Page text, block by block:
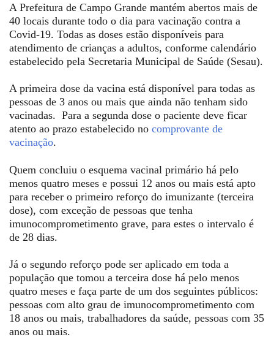
A Prefeitura de Campo Grande mantém abertos mais de
40 locais durante todo o dia para vacinação contra a
Covid-19. Todas as doses estão disponíveis para
atendimento de crianças a adultos, conforme calendário
estabelecido pela Secretaria Municipal de Saúde (Sesau).
A primeira dose da vacina está disponível para todas as
pessoas de 3 anos ou mais que ainda não tenham sido
vacinadas. Para a segunda dose o paciente deve ficar
atento ao prazo estabelecido no comprovante de
vacinação.
Quem concluiu o esquema vacinal primário há pelo
menos quatro meses e possui 12 anos ou mais está apto
para receber o primeiro reforço do imunizante (terceira
dose), com exceção de pessoas que tenha
imunocomprometimento grave, para estes o intervalo é
de 28 dias.
Já o segundo reforço pode ser aplicado em toda a
população que tomou a terceira dose há pelo menos
quatro meses e faça parte de um dos seguintes públicos:
pessoas com alto grau de imunocomprometimento com
18 anos ou mais, trabalhadores da saúde, pessoas com 35
anos ou mais.